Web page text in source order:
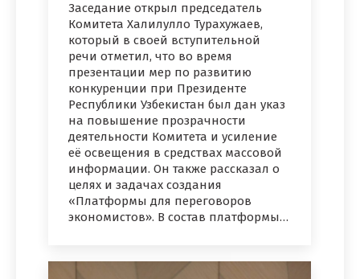
Заседание открыл председатель
Комитета Халилулло Турахужаев,
который в своей вступительной
речи отметил, что во время
презентации мер по развитию
конкуренции при Президенте
Республики Узбекистан был дан указ
на повышение прозрачности
деятельности Комитета и усиление
её освещения в средствах массовой
информации. Он также рассказал о
целях и задачах создания
«Платформы для переговоров
экономистов». В состав платформы…